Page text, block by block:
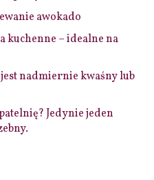
awokado
kuchenne – idealne na
nadmiernie kwaśny lub
Jedynie jeden